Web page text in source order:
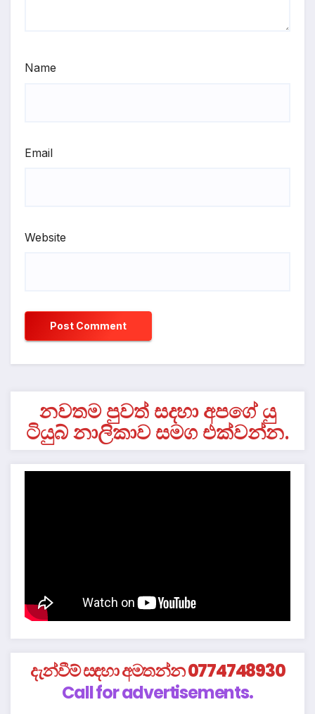
Name
Email
Website
නවතම පුවත් සදහා අපගේ යු
ටියුබ් නාලිකාව සමග එක්වන්න.
දැන්වීම් සඳහා අමතන්න 0774748930
Call for advertisements.